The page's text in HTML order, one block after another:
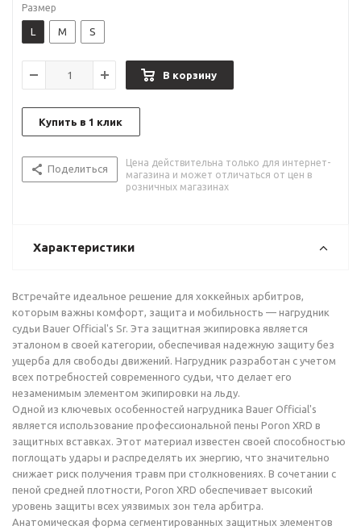
Размер
L M S
В корзину
Купить в 1 клик
Поделиться
Цена действительна только для интернет-
магазина и может отличаться от цен в
розничных магазинах
Характеристики
Встречайте идеальное решение для хоккейных арбитров,
которым важны комфорт, защита и мобильность — нагрудник
судьи Bauer Official's Sr. Эта защитная экипировка является
эталоном в своей категории, обеспечивая надежную защиту без
ущерба для свободы движений. Нагрудник разработан с учетом
всех потребностей современного судьи, что делает его
незаменимым элементом экипировки на льду.
Одной из ключевых особенностей нагрудника Bauer Official's
является использование профессиональной пены Poron XRD в
защитных вставках. Этот материал известен своей способностью
поглощать удары и распределять их энергию, что значительно
снижает риск получения травм при столкновениях. В сочетании с
пеной средней плотности, Poron XRD обеспечивает высокий
уровень защиты всех уязвимых зон тела арбитра.
Анатомическая форма сегментированных защитных элементов